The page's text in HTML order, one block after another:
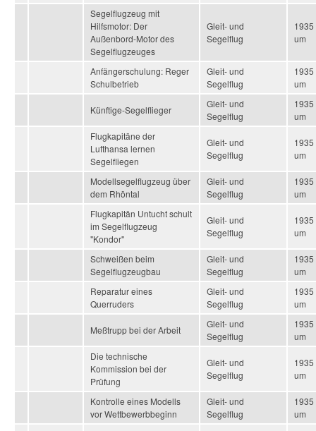
Segelflugzeug mit
Hilfsmotor: Der
Außenbord-Motor des
Segelflugzeuges
Gleit- und
Segelflug
1935
um
Anfängerschulung: Reger
Schulbetrieb
Gleit- und
Segelflug
1935
um
Künftige-Segelflieger
Gleit- und
Segelflug
1935
um
Flugkapitäne der
Lufthansa lernen
Segelfliegen
Gleit- und
Segelflug
1935
um
Modellsegelflugzeug über
dem Rhöntal
Gleit- und
Segelflug
1935
um
Flugkapitän Untucht schult
im Segelflugzeug
"Kondor"
Gleit- und
Segelflug
1935
um
Schweißen beim
Segelflugzeugbau
Gleit- und
Segelflug
1935
um
Reparatur eines
Querruders
Gleit- und
Segelflug
1935
um
Meßtrupp bei der Arbeit
Gleit- und
Segelflug
1935
um
Die technische
Kommission bei der
Prüfung
Gleit- und
Segelflug
1935
um
Kontrolle eines Modells
vor Wettbewerbbeginn
Gleit- und
Segelflug
1935
um